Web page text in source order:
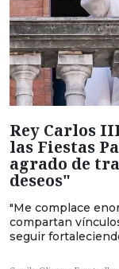
Rey Carlos
las Fiestas
agrado de
deseos"
"Me complace
compartan
seguir